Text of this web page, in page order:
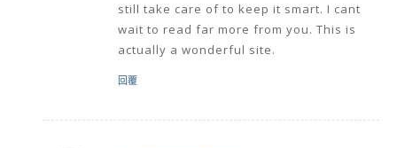
still take care of to keep it smart. I cant
wait to read far more from you. This is
actually a wonderful site.
回覆